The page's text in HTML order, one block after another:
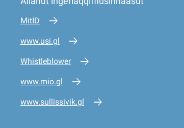
MitID
www.usi.gl
Whistleblower
www.mio.gl
www.sullissivik.gl